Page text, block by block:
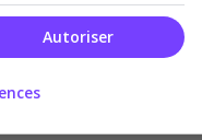
avis
Autoriser